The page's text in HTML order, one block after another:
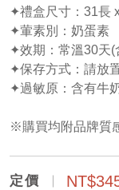
✦禮盒尺寸：31長
✦葷素別：奶蛋素
✦效期：常溫30天(
✦保存方式：請放
✦過敏原：含有牛
※購買均附品牌質
定價